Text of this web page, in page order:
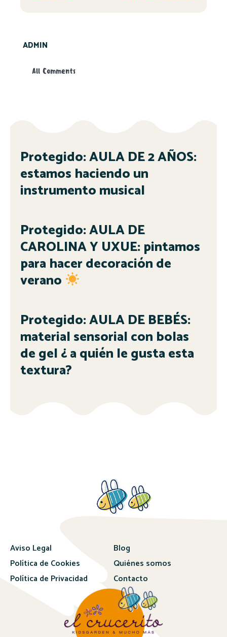
ADMIN
All Comments
Protegido: AULA DE 2 AÑOS:
estamos haciendo un
instrumento musical
Protegido: AULA DE
CAROLINA Y UXUE: pintamos
para hacer decoración de
verano
Protegido: AULA DE BEBÉS:
material sensorial con bolas
de gel ¿ a quién le gusta esta
textura?
Aviso Legal
Política de Cookies
Política de Privacidad
Blog
Quiénes somos
Contacto